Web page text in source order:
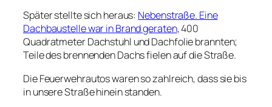
Später stellte sich heraus: Nebenstraße. Eine
Dachbaustelle war in Brand geraten, 400
Quadratmeter Dachstuhl und Dachfolie brannten;
Teile des brennenden Dachs fielen auf die Straße.
Die Feuerwehrautos waren so zahlreich, dass sie bis
in unsere Straße hinein standen.